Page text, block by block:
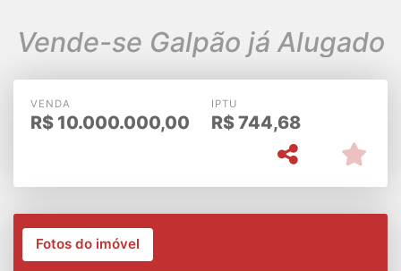
Vende-se Galpão já Alugado
VENDA
R$ 10.000.000,00
IPTU
R$744,68
Fotos do imóvel